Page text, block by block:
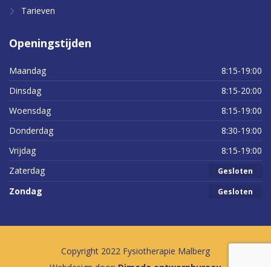
Tarieven
Openingstijden
Maandag
8:15-19:00
Dinsdag
8:15-20:00
Woensdag
8:15-19:00
Donderdag
8:30-19:00
Vrijdag
8:15-19:00
Zaterdag
Gesloten
Zondag Gesloten
Copyright 2022 Fysiotherapie Malberg